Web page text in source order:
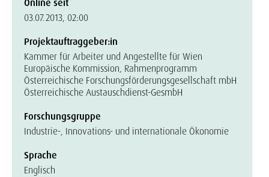
Online seit
03.07.2013, 02:00
Projektauftraggeber:in
Kammer für Arbeiter und Angestellte für Wien
Europäische Kommission, Rahmenprogramm
Österreichische Forschungsförderungsgesellschaft mbH
Österreichische Austauschdienst-GesmbH
Forschungsgruppe
Industrie-, Innovations- und internationale Ökonomie
Sprache
Englisch